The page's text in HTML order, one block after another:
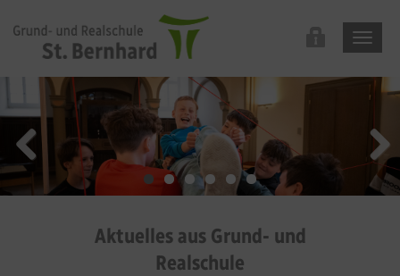
Aktuelles aus Grund- und
Realschule